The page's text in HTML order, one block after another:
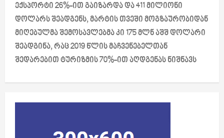
n
a
v
ექსპორტი 26%-ით გაიზარდა და 411 მილიონი
დოლარს შეადგენს, მარტის თვეში მოგზაურობიდან
მიღებულმა შემოსავლებმა კი 175 მლნ აშშ დოლარი
შეადგინა, რაც 2019 წლის მაჩვენებელთან
შედარებით ტურიზმის 70%-ით აღდგენას ნიშნავს